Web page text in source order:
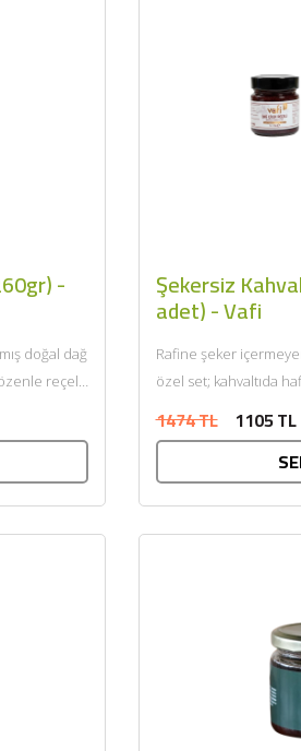
-
doğal dağ
reçel
Şekersiz
adet) - Vafi
Rafine şeker
özel set; kahvaltıda
1474 TL 1105 TL